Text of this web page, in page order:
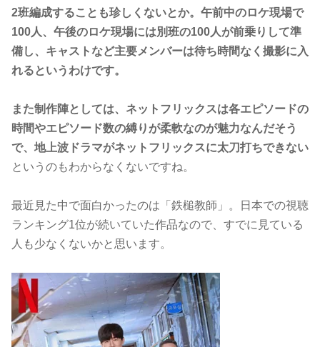
2班編成することも珍しくないとか。午前中のロケ現場で
100人、午後のロケ現場には別班の100人が前乗りして準
備し、キャストなど主要メンバーは待ち時間なく撮影に入
れるというわけです。
また制作陣としては、ネットフリックスは各エピソードの
時間やエピソード数の縛りが柔軟なのが魅力なんだそう
で、地上波ドラマがネットフリックスに太刀打ちできない
というのもわからなくないですね。
最近見た中で面白かったのは「鉄槌教師」。日本での視聴
ランキング1位が続いていた作品なので、すでに見ている
人も少なくないかと思います。